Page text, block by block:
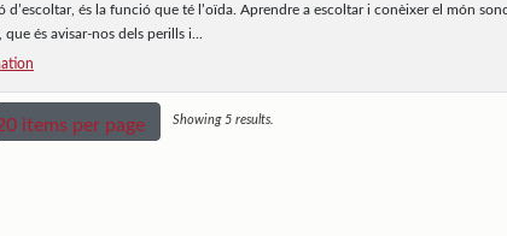
d’escoltar, és la funció que té l’oïda. Aprendre a escoltar i conèixer el món
és avisar-nos dels perills i...
items per page Showing 5 results.